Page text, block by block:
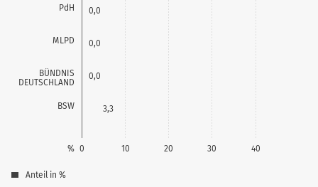
PdH
MLPD
BÜNDNIS
DEUTSCHLAND
BSW
0 10 20 30 40
%
0,0
0,0
0,0
3,3
Anteil in %